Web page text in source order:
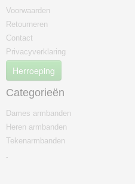
Voorwaarden
Retourneren
Contact
Privacyverklaring
Herroeping
Categorieën
Dames armbanden
Heren armbanden
Tekenarmbanden
.